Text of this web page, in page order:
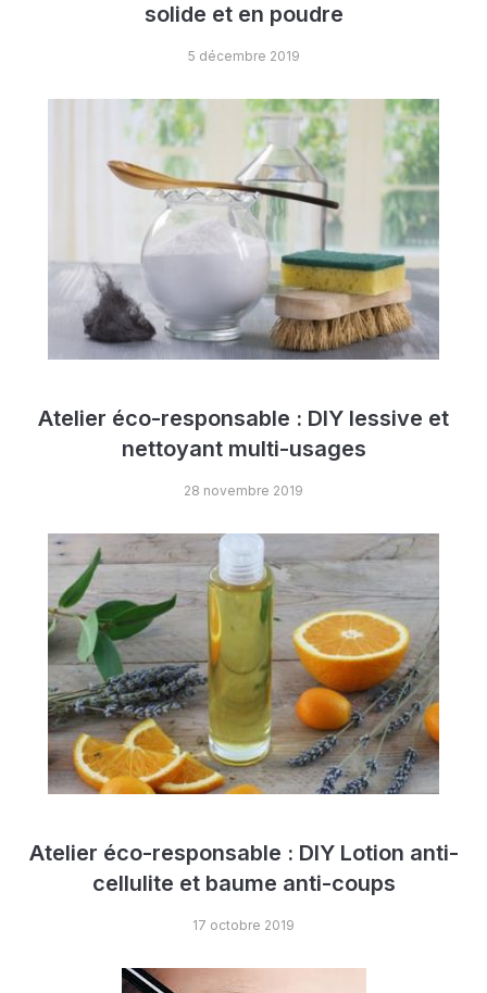
solide et en poudre
5 décembre 2019
Atelier éco-responsable : DIY lessive et
nettoyant multi-usages
28 novembre 2019
Atelier éco-responsable : DIY Lotion anti-
cellulite et baume anti-coups
17 octobre 2019